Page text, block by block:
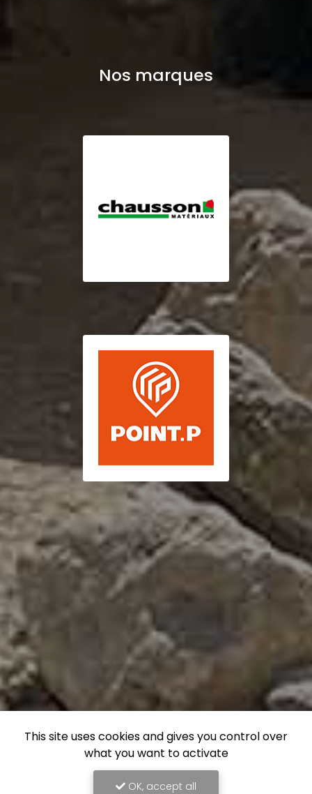
Nos marques
This site uses cookies and gives you control over
what you want to activate
OK, accept all